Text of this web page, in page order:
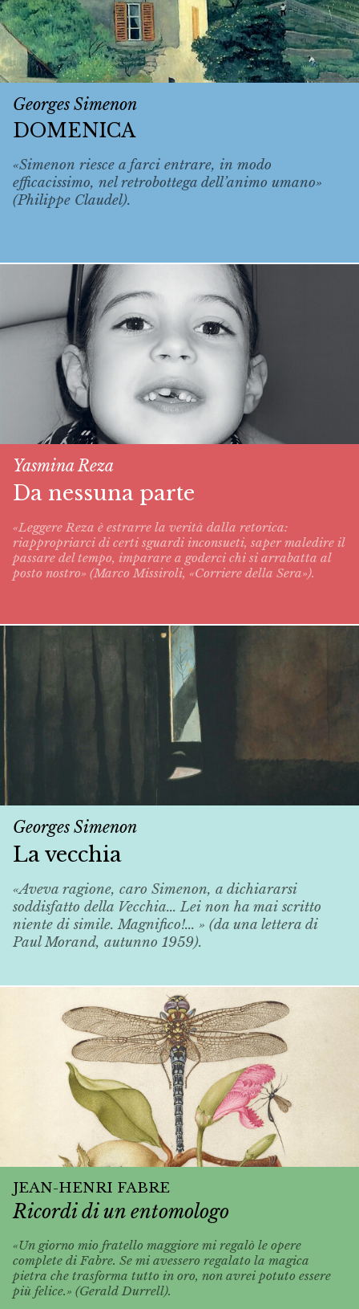
Georges Simenon
DOMENICA
«Simenon riesce a farci entrare, in modo
efficacissimo, nel retrobottega dell’animo umano»
(Philippe Claudel).
Yasmina Reza
Da nessuna parte
«Leggere Reza è estrarre la verità dalla retorica:
riappropriarci di certi sguardi inconsueti, saper maledire il
passare del tempo, imparare a goderci chi si arrabatta al
posto nostro» (Marco Missiroli, «Corriere della Sera»).
Georges Simenon
La vecchia
«Aveva ragione, caro Simenon, a dichiararsi
soddisfatto della Vecchia... Lei non ha mai scritto
niente di simile. Magnifico!... » (da una lettera di
Paul Morand, autunno 1959).
JEAN-HENRI FABRE
Ricordi di un entomologo
«Un giorno mio fratello maggiore mi regalò le opere
complete di Fabre. Se mi avessero regalato la magica
pietra che trasforma tutto in oro, non avrei potuto essere
più felice.» (Gerald Durrell).